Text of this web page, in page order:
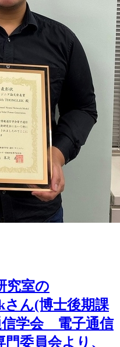
究室の
さん(博士後期課
信学会 電子通信
委員会より、